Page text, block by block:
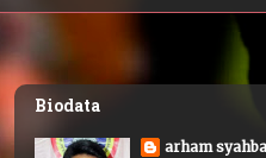
Biodata
arham